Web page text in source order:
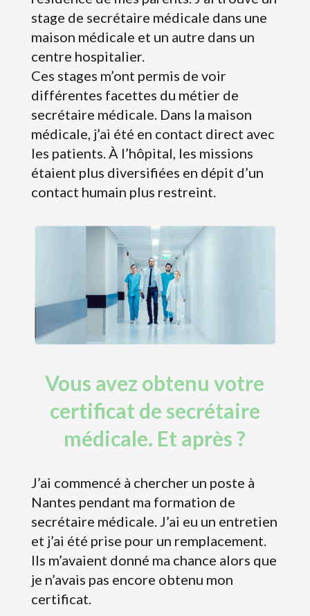
stage de secrétaire médicale dans une
maison médicale et un autre dans un
centre hospitalier.
Ces stages m’ont permis de voir
différentes facettes du métier de
secrétaire médicale. Dans la maison
médicale, j’ai été en contact direct avec
les patients. À l’hôpital, les missions
étaient plus diversifiées en dépit d’un
contact humain plus restreint.
Vous avez obtenu votre
certificat de secrétaire
médicale. Et après ?
J’ai commencé à chercher un poste à
Nantes pendant ma formation de
secrétaire médicale. J’ai eu un entretien
et j’ai été prise pour un remplacement.
Ils m’avaient donné ma chance alors que
je n’avais pas encore obtenu mon
certificat.